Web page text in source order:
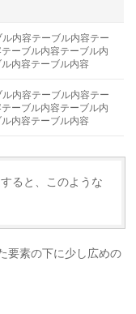
ル内容テーブル内容テー
ーブル内容テーブル内
内容テーブル内容
ル内容テーブル内容テー
ーブル内容テーブル内
内容テーブル内容
ると、このような
要素の下に少し広めの